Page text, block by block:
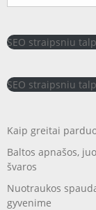
SEO straipsniu
SEO straipsniu
Kaip greitai
Baltos apnašos,
švaros
Nuotraukos
gyvenime